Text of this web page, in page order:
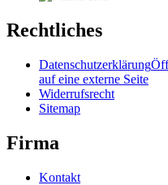
Rechtliches
Datenschutzerklärung
auf eine externe Seite
Widerrufsrecht
Sitemap
Firma
Kontakt